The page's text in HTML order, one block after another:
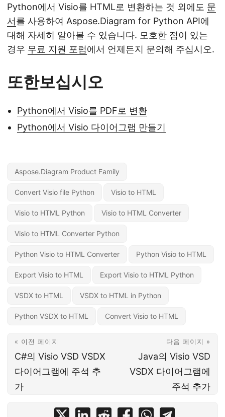
Python에서 Visio를 HTML로 변환하는 것 외에도 문
서를 사용하여 Aspose.Diagram for Python API에
대해 자세히 알아볼 수 있습니다. 모호한 점이 있는
경우 무료 지원 포럼에서 언제든지 문의해 주십시오.
또한보십시오
Python에서 Visio를 PDF로 변환
Python에서 Visio 다이어그램 만들기
Aspose.Diagram Product Family
Convert Visio file Python Visio to HTML
Visio to HTML Python Visio to HTML Converter
Visio to HTML Converter Python
Python Visio to HTML Converter Python Visio to HTML
Export Visio to HTML Export Visio to HTML Python
VSDX to HTML VSDX to HTML in Python
Python VSDX to HTML Convert Visio to HTML
« 이전 페이지
C#의 Visio VSD VSDX
다이어그램에 주석 추
가
다음 페이지 »
Java의 Visio VSD
VSDX 다이어그램에
주석 추가